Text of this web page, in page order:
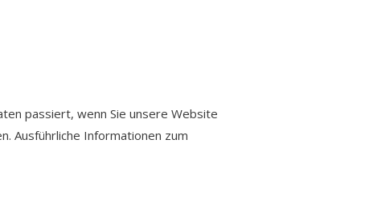
passiert, wenn Sie unsere Website
Ausführliche Informationen zum